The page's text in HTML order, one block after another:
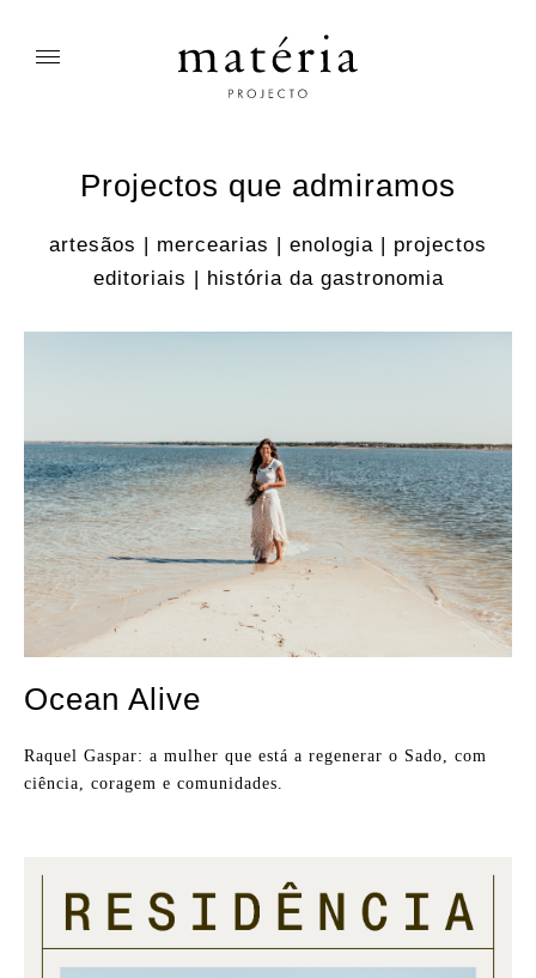
Projectos que admiramos
artesãos | mercearias | enologia | projectos
editoriais | história da gastronomia
Ocean Alive
Raquel Gaspar: a mulher que está a regenerar o Sado, com
ciência, coragem e comunidades.